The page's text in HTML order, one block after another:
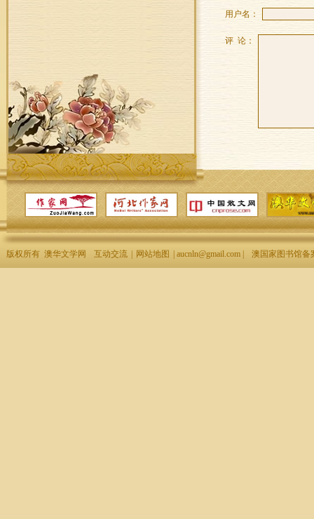
用户名：
评 论：
版权所有 澳华文学网 互动交流 网站地图 | aucnln@gmail.com | 澳国家图书馆备